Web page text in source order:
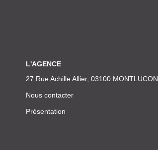
L'AGENCE
27 Rue Achille Allier, 03100 MONTLUCON
Nous contacter
Présentation